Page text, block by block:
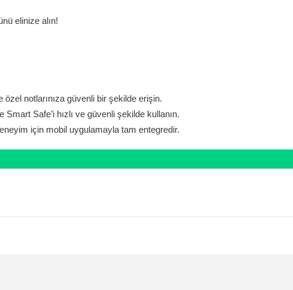
elinize alın!
notlarınıza güvenli bir şekilde erişin.
Safe’i hızlı ve güvenli şekilde kullanın.
için mobil uygulamayla tam entegredir.